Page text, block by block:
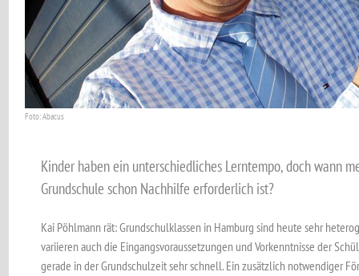
Foto: Abacus
Kinder haben ein unterschiedliches Lerntempo, doch wann
Grundschule schon Nachhilfe erforderlich ist?
Kai Pöhlmann rät: Grundschulklassen in Hamburg sind heute sehr
variieren auch die Eingangsvoraussetzungen und Vorkenntnisse der
gerade in der Grundschulzeit sehr schnell. Ein zusätzlich notwendiger